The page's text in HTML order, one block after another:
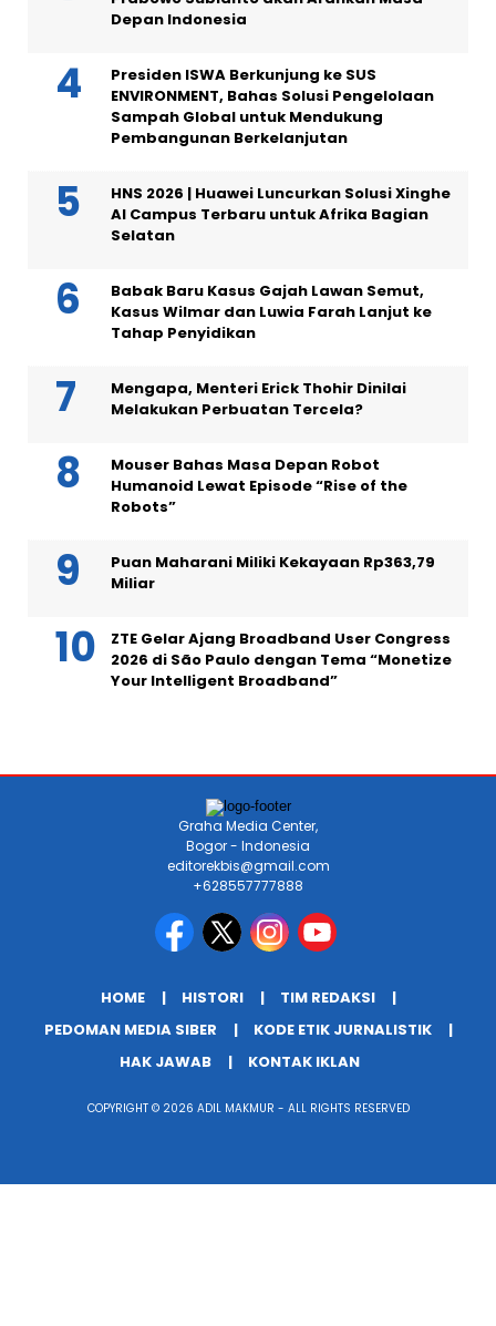
Depan Indonesia
Presiden ISWA Berkunjung ke SUS
ENVIRONMENT, Bahas Solusi Pengelolaan
Sampah Global untuk Mendukung
Pembangunan Berkelanjutan
HNS 2026 | Huawei Luncurkan Solusi Xinghe
AI Campus Terbaru untuk Afrika Bagian
Selatan
Babak Baru Kasus Gajah Lawan Semut,
Kasus Wilmar dan Luwia Farah Lanjut ke
Tahap Penyidikan
Mengapa, Menteri Erick Thohir Dinilai
Melakukan Perbuatan Tercela?
Mouser Bahas Masa Depan Robot
Humanoid Lewat Episode “Rise of the
Robots”
Puan Maharani Miliki Kekayaan Rp363,79
Miliar
ZTE Gelar Ajang Broadband User Congress
2026 di São Paulo dengan Tema “Monetize
Your Intelligent Broadband”
Graha Media Center,
Bogor - Indonesia
editorekbis@gmail.com
+628557777888
HOME HISTORI
TIM REDAKSI
PEDOMAN MEDIA SIBER
KODE ETIK JURNALISTIK
HAK JAWAB
KONTAK IKLAN
COPYRIGHT © 2026 ADIL MAKMUR - ALL RIGHTS RESERVED